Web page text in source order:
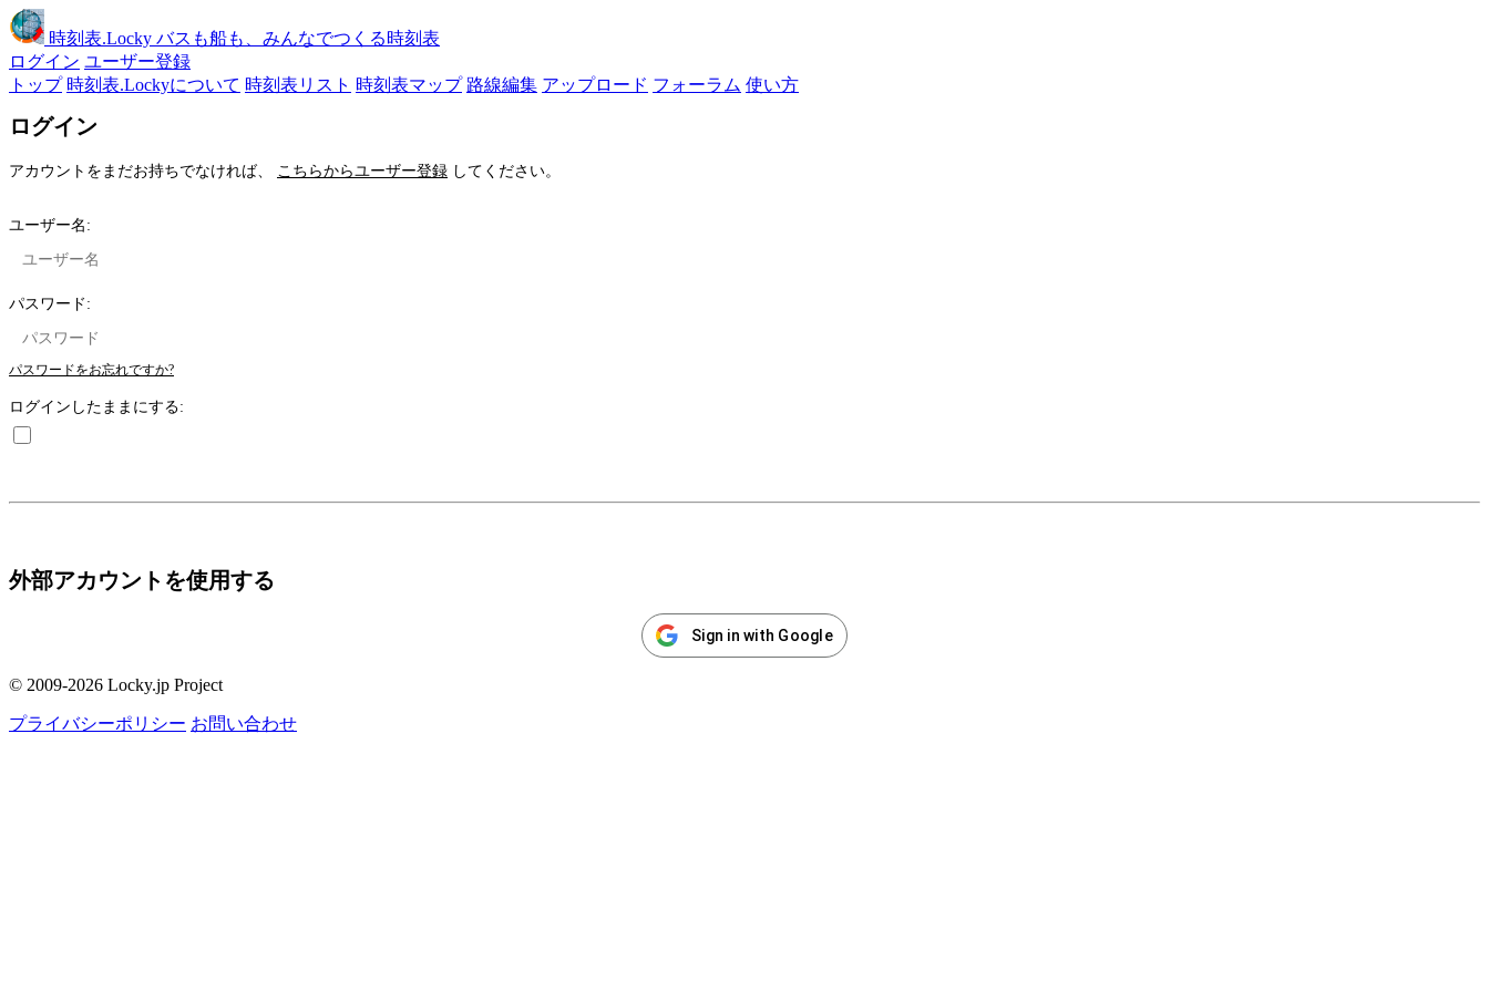
時刻表.Locky バスも船も、みんなでつくる時刻表
ログイン ユーザー登録
トップ 時刻表.Lockyについて 時刻表リスト 時刻表マップ 路線編集 アップロード フォーラム 使い方
ログイン
アカウントをまだお持ちでなければ、 こちらからユーザー登録 してください。
ユーザー名:
パスワード:
パスワードをお忘れですか?
ログインしたままにする:
外部アカウントを使用する
Sign in with Google
© 2009-2026 Locky.jp Project
プライバシーポリシー お問い合わせ